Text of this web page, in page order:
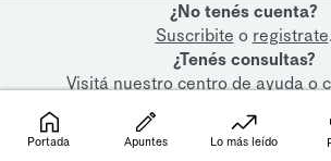
¿No tenés cuenta?
Suscribite o registrate.
¿Tenés consultas?
Visitá nuestrocentro de ayudao
Portada Apuntes Lo más leído